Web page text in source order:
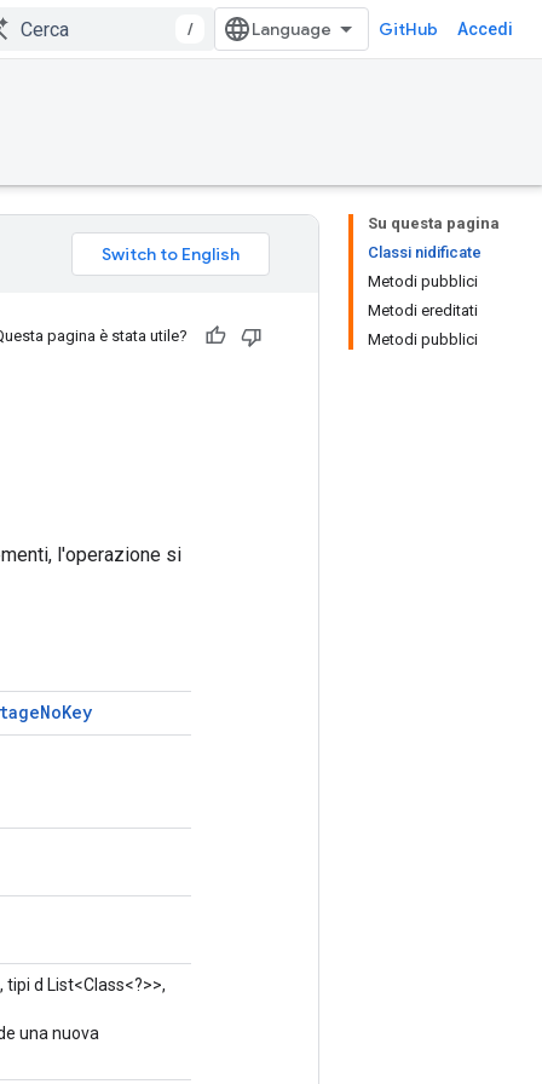
/ GitHub Accedi
Su questa pagina
Classi nidificate
Metodi pubblici
Metodi ereditati
Metodi pubblici
pagina è stata utile?
l'operazione si
NoKey
d List<Class<?>>,
una nuova